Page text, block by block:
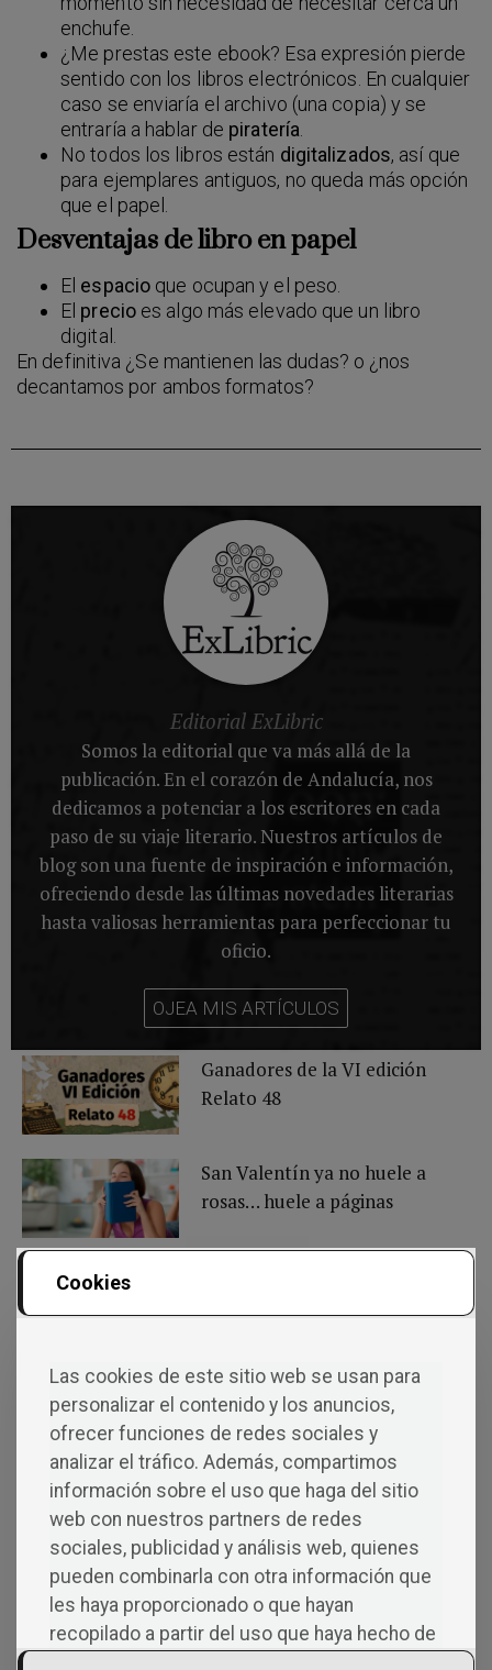
enchufe.
¿Me prestas este ebook? Esa expresión pierde
sentido con los libros electrónicos. En cualquier
caso se enviaría el archivo (una copia) y se
entraría a hablar de piratería
No todos los libros están digitalizados, así que
para ejemplares antiguos, no queda más opción
que el papel.
Desventajas de libro en papel
El espacio que ocupan y el peso.
El precioes algo más elevado que un libro
digital.
En definitiva ¿Se mantienen las dudas? o ¿nos
decantamos por ambos formatos?
Editorial ExLibric
Somos la editorial que va más allá de la
publicación. En el corazón de Andalucía, nos
dedicamos a potenciar a los escritores en cada
paso de su viaje literario. Nuestros artículos de
blog son una fuente de inspiración e información,
ofreciendo desde las últimas novedades literarias
hasta valiosas herramientas para perfeccionar tu
oficio.
OJEA MIS ARTÍCULOS
Ganadores de la VI edición
Relato 48
San Valentín ya no huele a
rosas… huele a páginas
El miedo: causa principal que
silencia las voces de los
autores independientes
Publicar un libro no es
cuestión de suerte
¿Sabías que un solo libro
desató el pánico en todo un
país la noche de Halloween?
Cookies
Las cookies de este sitio web se usan para
personalizar el contenido y los anuncios,
ofrecer funciones de redes sociales y
analizar el tráfico. Además, compartimos
información sobre el uso que haga del sitio
web con nuestros partners de redes
sociales, publicidad y análisis web, quienes
pueden combinarla con otra información que
les haya proporcionado o que hayan
recopilado a partir del uso que haya hecho de